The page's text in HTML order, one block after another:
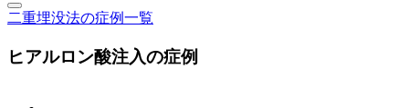
二重埋没法の症例一覧
ヒアルロン酸注入の症例